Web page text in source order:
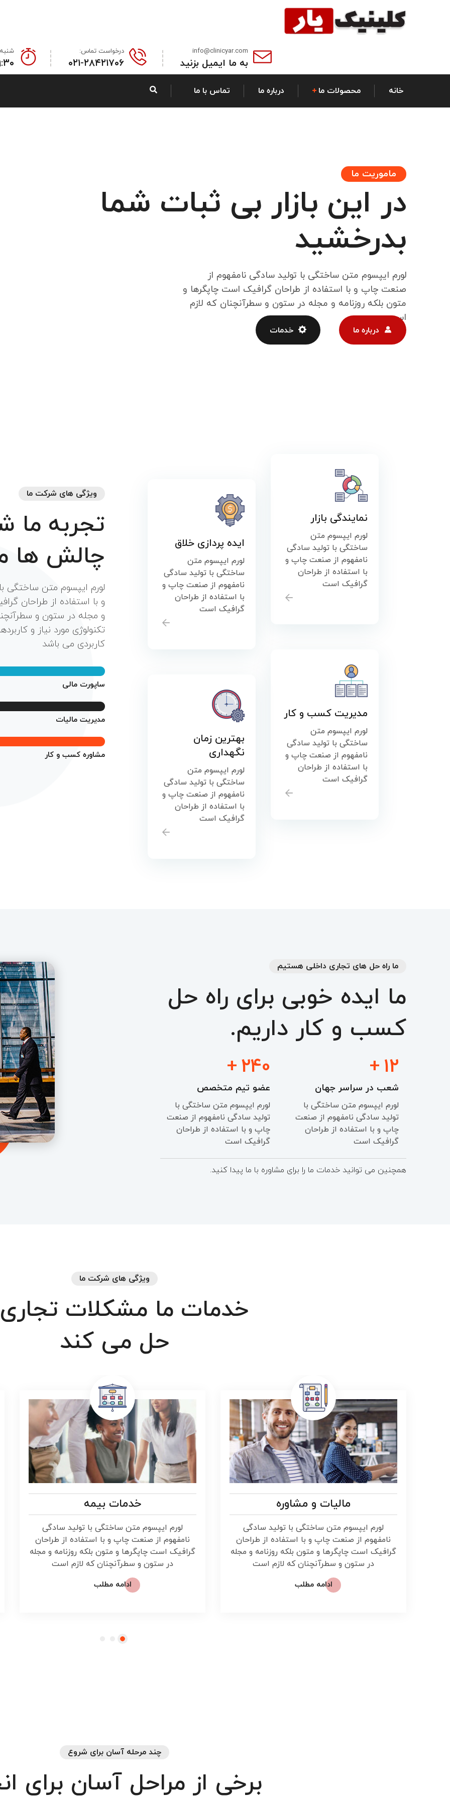
info@clinicyar.com
به ما ایمیل بزنید
درخواست تماس:
۰۲۱-۲۸۴۲۱۷۰۶ ۹:۳۰ صبح - ۶
خانه محصولات ما درباره ما تماس با ما
ماموریت ما
در این بازار بی ثبات شما
بدرخشید
لورم ایپسوم متن ساختگی با تولید سادگی نامفهوم از
صنعت چاپ و با استفاده از طراحان گرافیک است چاپگرها و
متون بلکه روزنامه و مجله در ستون و سطرآنچنان که لازم
است
درباره ما خدمات
نمایندگی بازار
لورم ایپسوم متن
ساختگی با تولید سادگی
نامفهوم از صنعت چاپ و
با استفاده از طراحان
گرافیک است
مدیریت کسب و کار
لورم ایپسوم متن
ساختگی با تولید سادگی
نامفهوم از صنعت چاپ و
با استفاده از طراحان
گرافیک است
ایده پردازی خلاق
لورم ایپسوم متن
ساختگی با تولید سادگی
نامفهوم از صنعت چاپ و
با استفاده از طراحان
گرافیک است
بهترین زمان
نگهداری
لورم ایپسوم متن
ساختگی با تولید سادگی
نامفهوم از صنعت چاپ و
با استفاده از طراحان
گرافیک است
ویژگی های شرکت ما
تجربه ما
چالش ها
لورم ایپسوم متن ساختگی
و با استفاده از طراحان
و مجله در ستون و
تکنولوژی مورد نیاز و
کاربردی می باشد
ساپورت مالی
مدیریت مالیات
مشاوره کسب و کار
ما راه حل های تجاری داخلی هستیم
ما ایده خوبی برای راه حل
کسب و کار داریم.
12
+
شعب در سراسر جهان
لورم ایپسوم متن ساختگی با
تولید سادگی نامفهوم از صنعت
چاپ و با استفاده از طراحان
گرافیک است
240
+
عضو تیم متخصص
لورم ایپسوم متن ساختگی با
تولید سادگی نامفهوم از صنعت
چاپ و با استفاده از طراحان
گرافیک است
همچنین می توانید خدمات ما را برای مشاوره با ما پیدا کنید.
ویژگی های شرکت ما
خدمات ما مشکلات تجاری
حل می کند
مالیات و مشاوره
لورم ایپسوم متن ساختگی با تولید سادگی
نامفهوم از صنعت چاپ و با استفاده از طراحان
گرافیک است چاپگرها و متون بلکه روزنامه و مجله
در ستون و سطرآنچنان که لازم است
ادامه مطلب
خدمات بیمه
لورم ایپسوم متن ساختگی با تولید سادگی
نامفهوم از صنعت چاپ و با استفاده از طراحان
گرافیک است چاپگرها و متون بلکه روزنامه و مجله
در ستون و سطرآنچنان که لازم است
ادامه مطلب
چند مرحله آسان برای شروع
برخی از مراحل آسان برای